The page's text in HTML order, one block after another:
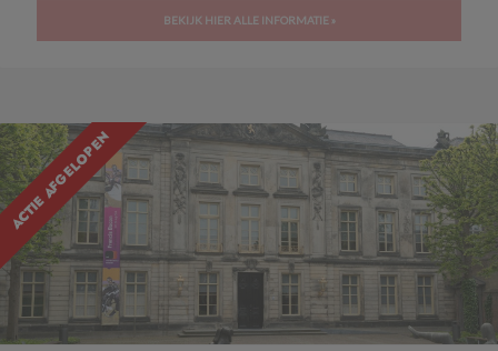
BEKIJK HIER ALLE INFORMATIE »
ACTIE AFGELOPEN